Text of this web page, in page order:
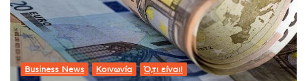
Business News Κοινωνία Ό,τι είναι!